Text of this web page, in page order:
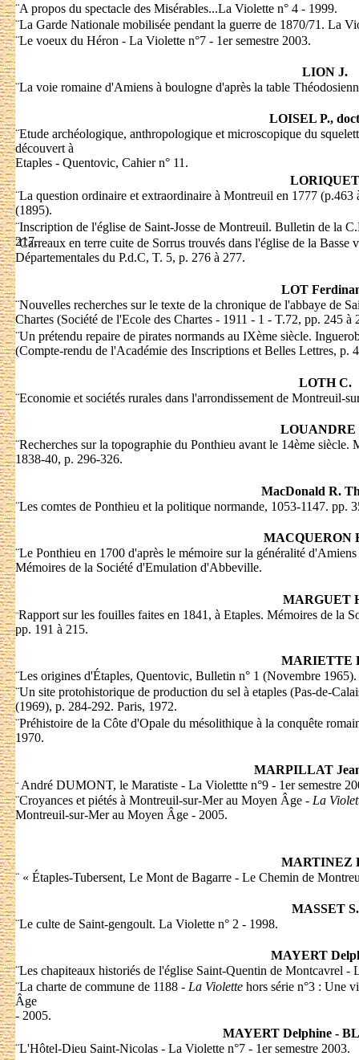
¨A propos du spectacle des Misérables...La Violette n° 4 - 1999.
¨La Garde Nationale mobilisée pendant la guerre de 1870/71. La
¨Le voeux du Héron - La Violette n°7 - 1er semestre 2003.
LION J.
¨La voie romaine d'Amiens à boulogne d'après la table
LOISEL P.,
¨Etude archéologique, anthropologique et microscopique du
découvert à
Etaples - Quentovic, Cahier n° 11.
LORIQUET
¨La question ordinaire et extraordinaire à Montreuil en 1777
(1895).
¨Inscription de l'église de Saint-Josse de Montreuil. Bulletin de la
217.
¨Carreaux en terre cuite de Sorrus trouvés dans l'église de la
Départementales du P.d.C, T. 5, p. 276 à 277.
LOT
¨Nouvelles recherches sur le texte de la chronique de l'abbaye de
Chartes (Société de l'Ecole des Chartes - 1911 - 1 - T.72, pp. 245 à
¨Un prétendu repaire de pirates normands au IXème siècle.
(Compte-rendu de l'Académie des Inscriptions et Belles Lettres, p.
LOTH C.
¨Economie et sociétés rurales dans l'arrondissement de Montreuil-
LOUANDRE
¨Recherches sur la topographie du Ponthieu avant le 14ème
1838-40, p. 296-326.
MacDonald R.
¨Les comtes de Ponthieu et la politique normande, 1053-1147. pp.
MACQUERON
¨Le Ponthieu en 1700 d'après le mémoire sur la généralité
Mémoires de la Société d'Emulation d'Abbeville.
MARGUET
¨Rapport sur les fouilles faites en 1841, à Etaples. Mémoires de la
pp. 191 à 215.
MARIETTE
¨Les origines d'Étaples, Quentovic, Bulletin n° 1 (Novembre 1965).
¨Un site protohistorique de production du sel à etaples (Pas-de-
(1969), p. 284-292. Paris, 1972.
¨Préhistoire de la Côte d'Opale du mésolithique à la conquête
1970.
MARPILLAT
¨ André DUMONT, le Maratiste - La Violettte n°9 - 1er semestre
¨Croyances et piétés à Montreuil-sur-Mer au Moyen Âge - La
Montreuil-sur-Mer au Moyen Âge - 2005.
MARTINEZ
¨ « Étaples-Tubersent, Le Mont de Bagarre - Le Chemin de
MASSET S.
¨Le culte de Saint-gengoult. La Violette n° 2 - 1998.
MAYERT
¨Les chapiteaux historiés de l'église Saint-Quentin de Montcavrel -
¨La charte de commune de 1188 - La Violette hors série n°3 : Une
Âge
- 2005.
MAYERT Delphine -
¨L'Hôtel-Dieu Saint-Nicolas - La Violette n°7 - 1er semestre 2003.